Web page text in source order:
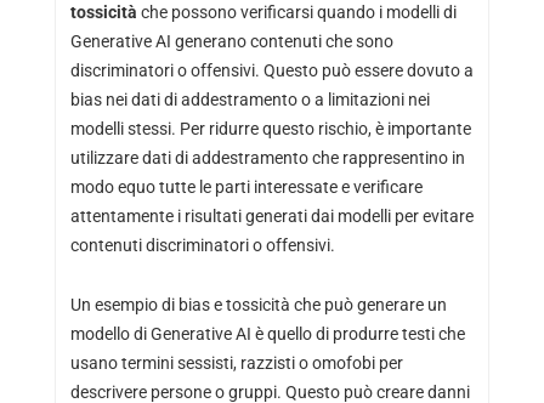
tossicità che possono verificarsi quando i modelli di
Generative AI generano contenuti che sono
discriminatori o offensivi. Questo può essere dovuto a
bias nei dati di addestramento o a limitazioni nei
modelli stessi. Per ridurre questo rischio, è importante
utilizzare dati di addestramento che rappresentino in
modo equo tutte le parti interessate e verificare
attentamente i risultati generati dai modelli per evitare
contenuti discriminatori o offensivi.
Un esempio di bias e tossicità che può generare un
modello di Generative AI è quello di produrre testi che
usano termini sessisti, razzisti o omofobi per
descrivere persone o gruppi. Questo può creare danni